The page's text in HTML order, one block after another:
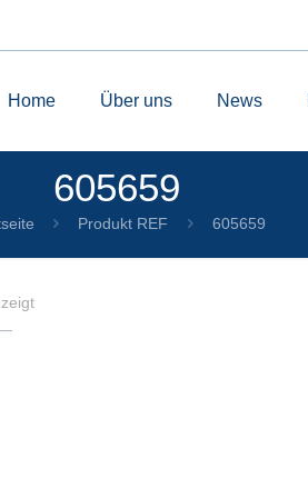
Home Über uns News
605659
Produkt REF 605659